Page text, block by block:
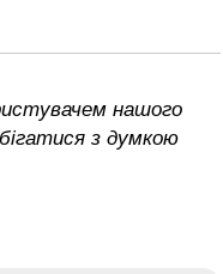
нашого
з думкою